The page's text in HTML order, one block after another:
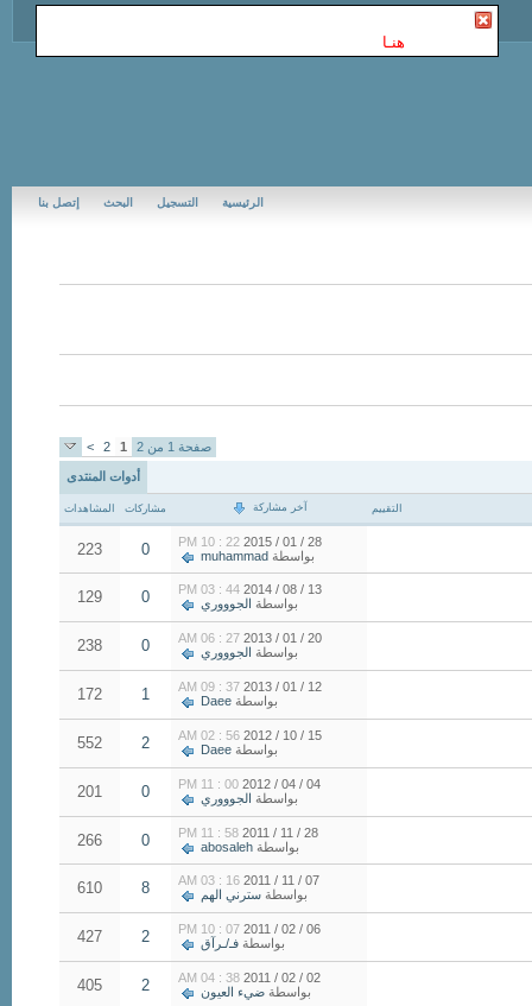
هنـا
إتصل بنا البحث التسجيل الرئيسية
صفحة 1 من 2 1
2
>
أدوات المنتدى
التقييم آخر مشاركة مشاركات المشاهدات
28 / 01 / 2015
22 : 10 PM
بواسطة muhammad
0
223
13 / 08 / 2014
44 : 03 PM
بواسطة الجوووري 0
129
20 / 01 / 2013
27 : 06 AM
بواسطة الجوووري 0
238
12 / 01 / 2013
37 : 09 AM
بواسطة Daee
1
172
15 / 10 / 2012
56 : 02 AM
بواسطة Daee
2
552
04 / 04 / 2012
00 : 11 PM
بواسطة الجوووري 0
201
28 / 11 / 2011
58 : 11 PM
بواسطة abosaleh
0
266
07 / 11 / 2011
16 : 03 AM
بواسطة سترني الهم 8
610
06 / 02 / 2011
07 : 10 PM
بواسطة فـ/ـرآق 2
427
02 / 02 / 2011
38 : 04 AM
بواسطة ضيء العيون 2
405